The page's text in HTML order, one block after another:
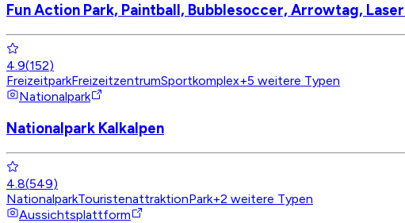
Fun Action Park, Paintball, Bubblesoccer, Arrowtag,
4.9(152)
FreizeitparkFreizeitzentrumSportkomplex+5 weitere Typen
Nationalpark
Nationalpark Kalkalpen
4.8(549)
NationalparkTouristenattraktionPark+2 weitere Typen
Aussichtsplattform